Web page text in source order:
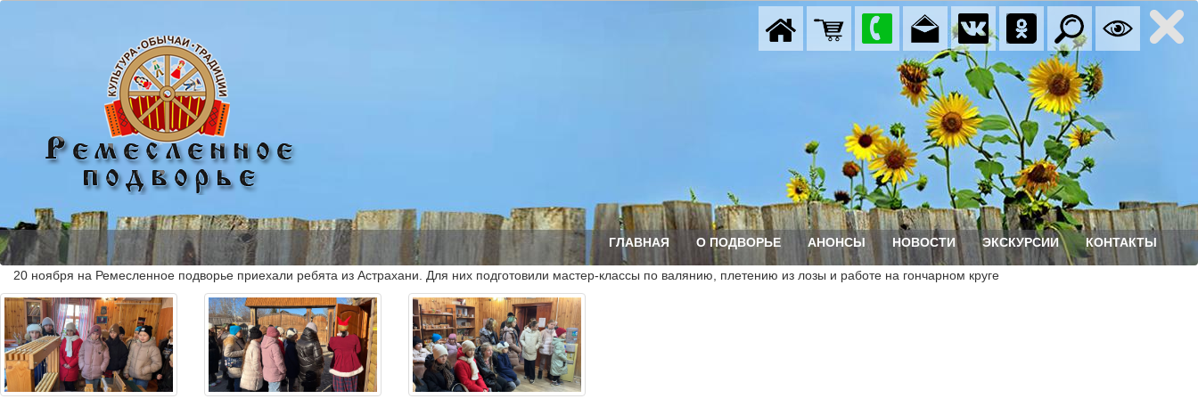
ГЛАВНАЯ О ПОДВОРЬЕ АНОНСЫ НОВОСТИ ЭКСКУРСИИ КОНТАКТЫ
20 ноября на Ремесленное подворье приехали ребята из Астрахани. Для них подготовили мастер-классы по валянию, плетению из лозы и работе на гончарном круге